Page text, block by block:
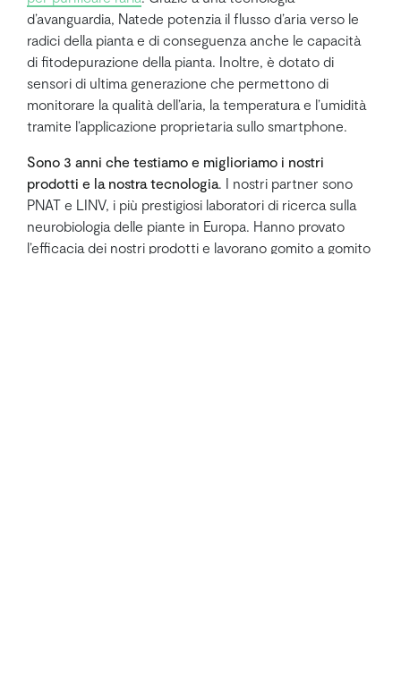
d’avanguardia, Natede potenzia il flusso d’aria verso le
radici della pianta e di conseguenza anche le capacità
di fitodepurazione della pianta. Inoltre, è dotato di
sensori di ultima generazione che permettono di
monitorare la qualità dell’aria, la temperatura e l’umidità
tramite l’applicazione proprietaria sullo smartphone.
Sono 3 anni che testiamo e miglioriamo i nostri
prodotti e la nostra tecnologia. I nostri partner sono
PNAT e LINV, i più prestigiosi laboratori di ricerca sulla
neurobiologia delle piante in Europa. Hanno provato
l’efficacia dei nostri prodotti e lavorano gomito a gomito